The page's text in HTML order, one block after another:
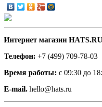
Интернет магазин HATS.RU
Телефон: +7 (499) 709-78-03
Время работы: с 09:30 до
E-mail. hello@hats.ru